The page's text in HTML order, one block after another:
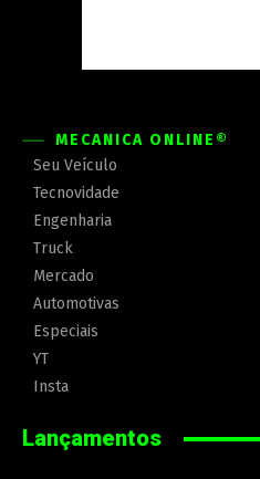
MECÂNICA ONLINE®
Seu Veículo
Tecnovidade
Engenharia
Truck
Mercado
Automotivas
Especiais
YT
Insta
Lançamentos